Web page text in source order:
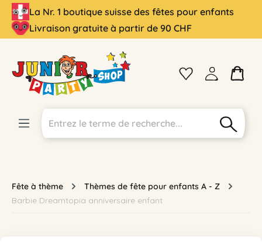
principal
La Nr. 1 boutique suisse des fêtes pour enfants
Livraison gratuite à partir de 90 CHF
Fête à thème
Thèmes de fête pour enfants A - Z
Barbie Dreamtopia anniversaire enfant